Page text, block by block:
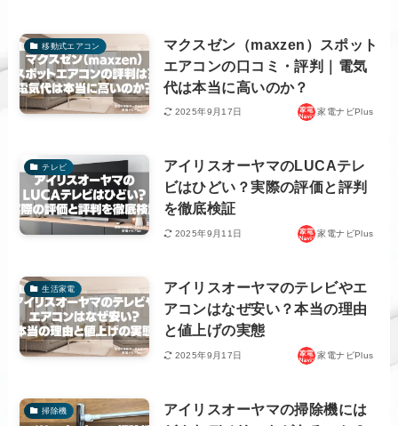
移動式エアコン
マクスゼン（maxzen）スポット
エアコンの口コミ・評判｜電気
代は本当に高いのか？
2025年9月17日 家電ナビPlus
テレビ
アイリスオーヤマのLUCAテレ
ビはひどい？実際の評価と評判
を徹底検証
2025年9月11日 家電ナビPlus
生活家電
アイリスオーヤマのテレビやエ
アコンはなぜ安い？本当の理由
と値上げの実態
2025年9月17日 家電ナビPlus
掃除機
アイリスオーヤマの掃除機には